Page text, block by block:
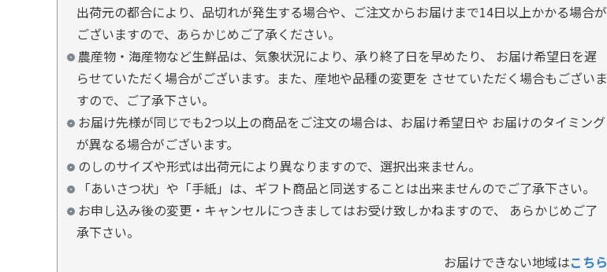
出荷元の都合により、品切れが発生する場合や、ご注文からお届けまで14日以上かかる場合が
ございますので、あらかじめご了承ください。
農産物・海産物など生鮮品は、気象状況により、承り終了日を早めたり、 お届け希望日を遅
らせていただく場合がございます。また、産地や品種の変更を させていただく場合もございま
すので、ご了承下さい。
お届け先様が同じでも2つ以上の商品をご注文の場合は、お届け希望日や お届けのタイミング
が異なる場合がございます。
のしのサイズや形式は出荷元により異なりますので、選択出来ません。
「あいさつ状」や「手紙」は、ギフト商品と同送することは出来ませんのでご了承下さい。
お申し込み後の変更・キャンセルにつきましてはお受け致しかねますので、 あらかじめご了
承下さい。
お届けできない地域はこちら